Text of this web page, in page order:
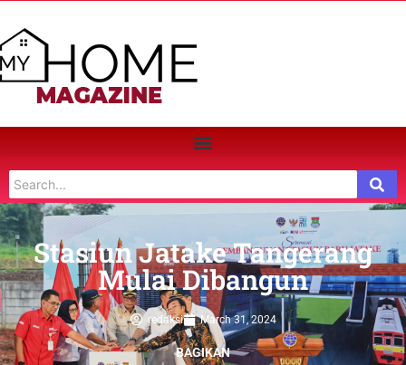
Stasiun Jatake Tangerang
Mulai Dibangun
redaksi March 31, 2024
BAGIKAN